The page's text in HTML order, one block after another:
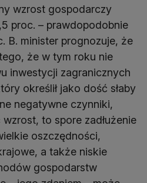
wzrost gospodarczy
proc. – prawdopodobnie
B. minister prognozuje, że
że w tym roku nie
inwestycji zagranicznych
określił jako dość słaby
negatywne czynniki,
to spore zadłużenie
oszczędności,
a także niskie
gospodarstw